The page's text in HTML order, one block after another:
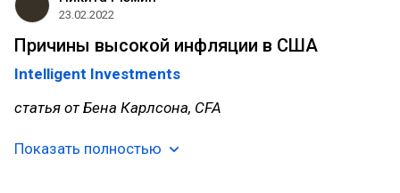
23.02.2022
Причины высокой инфляции в США
Intelligent Investments
статья от Бена Карлсона, CFA
Показать полностью